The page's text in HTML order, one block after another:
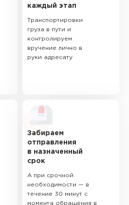
каждый этап
Транспортировки
груза в пути и
контролируем
вручение лично в
руки адресату
Забираем
отправления
в назначенный
срок
А при срочной
необходимости — в
течение 30 минут с
момента обращения в